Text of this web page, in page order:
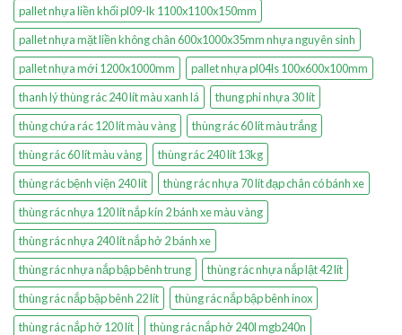
pallet nhựa liền khối pl09-lk 1100x1100x150mm
pallet nhựa mặt liền không chân 600x1000x35mm nhựa nguyên sinh
pallet nhựa mới 1200x1000mm
pallet nhựa pl04ls 100x600x100mm
thanh lý thùng rác 240 lít màu xanh lá
thung phi nhựa 30 lít
thùng chứa rác 120 lít màu vàng
thùng rác 60 lít màu trắng
thùng rác 60 lít màu vàng
thùng rác 240 lít 13kg
thùng rác bệnh viện 240 lít
thùng rác nhựa 70 lít đạp chân có bánh xe
thùng rác nhựa 120 lít nắp kín 2 bánh xe màu vàng
thùng rác nhựa 240 lít nắp hở 2 bánh xe
thùng rác nhựa nắp bập bênh trung
thùng rác nhựa nắp lật 42 lít
thùng rác nắp bập bênh 22 lít
thùng rác nắp bập bênh inox
thùng rác nắp hở 120 lít
thùng rác nắp hở 240l mgb240n